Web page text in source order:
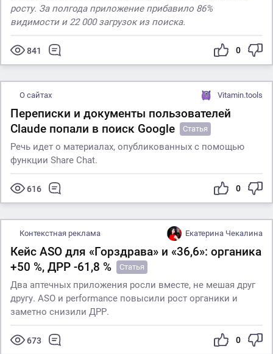
росту. За полгода приложение прибавило 86%
видимости и 22 000 загрузок из поиска.
841 0
О сайтах Vitamin.tools
Переписки и документы пользователей
Claude попали в поиск Google
Статья
Речь идет о материалах, опубликованных с помощью
функции Share Chat.
616 0
Контекстная реклама Екатерина Чекалина
Кейс ASO для «Горздрава» и «36,6»: органика
+50 %, ДРР -61,8 %
Статья
Два аптечных приложения росли вместе, не мешая друг
другу. ASO и performance повысили рост органики и
заметно снизили ДРР.
673 0